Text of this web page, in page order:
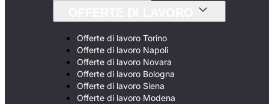
Offerte di lavoro Torino
Offerte di lavoro Napoli
Offerte di lavoro Novara
Offerte di lavoro Bologna
Offerte di lavoro Siena
Offerte di lavoro Modena